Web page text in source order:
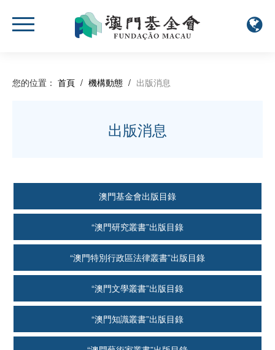
您的位置： 首頁 / 機構動態 / 出版消息
出版消息
澳門基金會出版目錄
“澳門研究叢書”出版目錄
“澳門特別行政區法律叢書”出版目錄
“澳門文學叢書”出版目錄
“澳門知識叢書”出版目錄